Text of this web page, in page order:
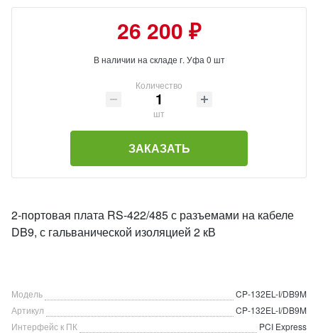
26 200 ₽
В наличии на складе г. Уфа 0 шт
Количество
шт
ЗАКАЗАТЬ
2-портовая плата RS-422/485 с разъемами на кабеле
DB9, с гальванической изоляцией 2 кВ
Модель
CP-132EL-I/DB9M
Артикул
CP-132EL-I/DB9M
Интерфейс к ПК
PCI Express